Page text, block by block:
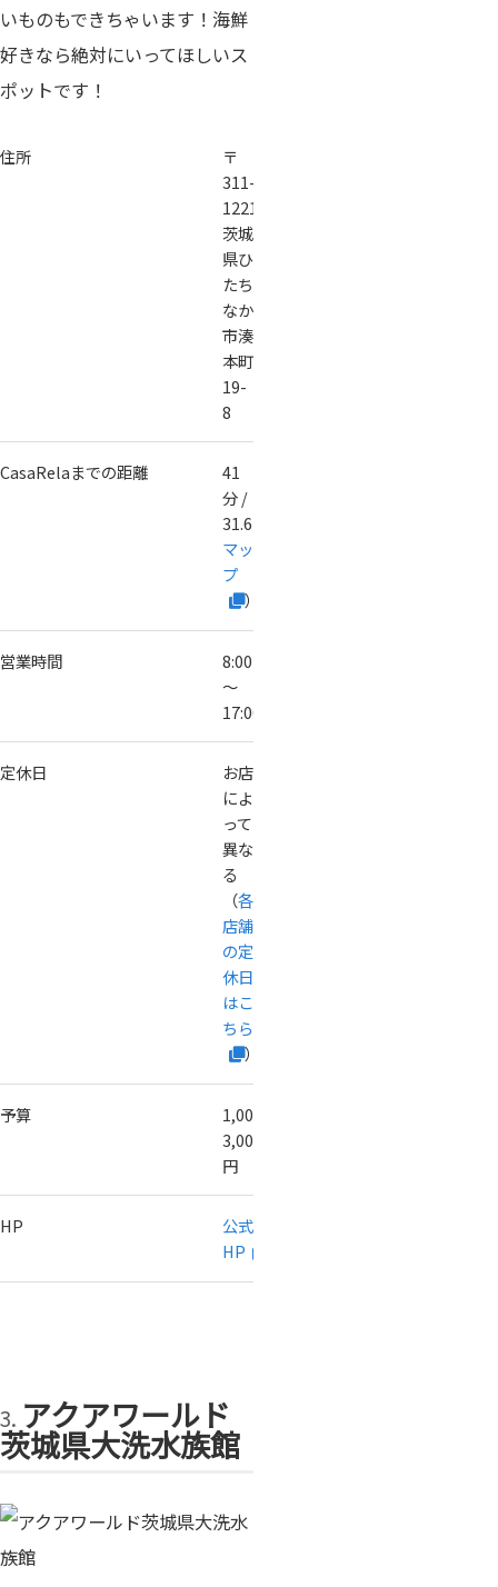
いものもできちゃいます！海鮮
好きなら絶対にいってほしいス
ポットです！
住所
〒
311-
1221
茨城
県ひ
たち
なか
市湊
本町
19-
8
CasaRelaまでの距離
41
分 /
31.6km（
マッ
プ
）
営業時間
8:00
～
17:00
定休日
お店
によ
って
異な
る
（各
店舗
の定
休日
はこ
ちら
）
予算
1,000〜
3,000
円
HP
公式
HP
アクアワールド
茨城県大洗水族館